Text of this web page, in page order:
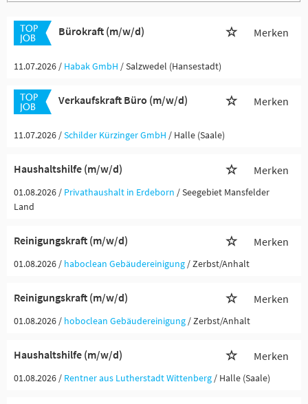
Bürokraft (m/w/d) Merken
11.07.2026 / Habak GmbH / Salzwedel (Hansestadt)
Verkaufskraft Büro (m/w/d) Merken
11.07.2026 /Schilder Kürzinger GmbH / Halle (Saale)
Haushaltshilfe (m/w/d) Merken
01.08.2026 / Privathaushalt in Erdeborn / Seegebiet Mansfelder
Land
Reinigungskraft (m/w/d) Merken
01.08.2026 / haboclean Gebäudereinigung / Zerbst/Anhalt
Reinigungskraft (m/w/d) Merken
01.08.2026 / hoboclean Gebäudereinigung / Zerbst/Anhalt
Haushaltshilfe (m/w/d) Merken
01.08.2026 / Rentner aus Lutherstadt Wittenberg / Halle (Saale)